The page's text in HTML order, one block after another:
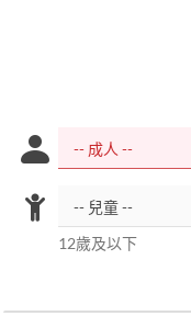
12歲及以下